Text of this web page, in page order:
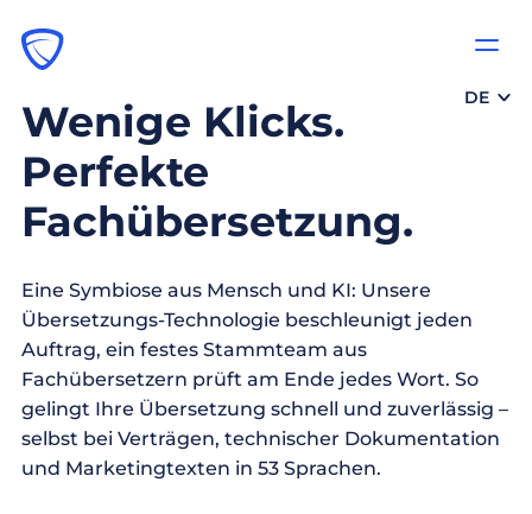
DE
Wenige Klicks.
Perfekte
Fachübersetzung.
Eine Symbiose aus Mensch und KI: Unsere
Übersetzungs-Technologie beschleunigt jeden
Auftrag, ein festes Stammteam aus
Fachübersetzern prüft am Ende jedes Wort. So
gelingt Ihre Übersetzung schnell und zuverlässig –
selbst bei Verträgen, technischer Dokumentation
und Marketingtexten in 53 Sprachen.